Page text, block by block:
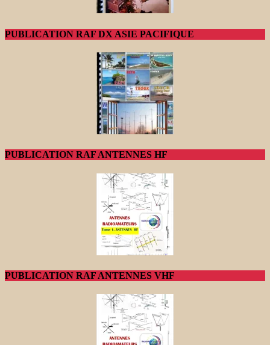
PUBLICATION RAF DX ASIE PACIFIQUE
PUBLICATION RAF ANTENNES HF
PUBLICATION RAF ANTENNES VHF